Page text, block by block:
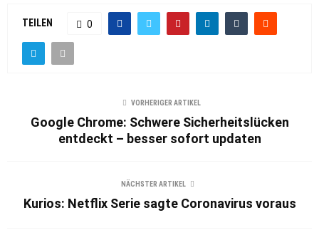
TEILEN 0
VORHERIGER ARTIKEL
Google Chrome: Schwere Sicherheitslücken
entdeckt – besser sofort updaten
NÄCHSTER ARTIKEL
Kurios: Netflix Serie sagte Coronavirus voraus